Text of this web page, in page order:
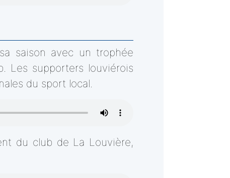
saison avec un trophée
Les supporters louviérois
du sport local.
du club de La Louvière,